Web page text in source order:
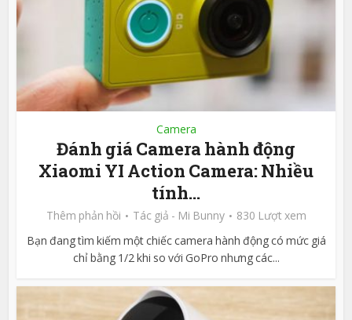
Camera
Đánh giá Camera hành động
Xiaomi YI Action Camera: Nhiều
tính...
Thêm phản hồi Tác giả - Mi Bunny
830 Lượt xem
Bạn đang tìm kiếm một chiếc camera hành động có mức giá
chỉ bằng 1/2 khi so với GoPro nhưng các...